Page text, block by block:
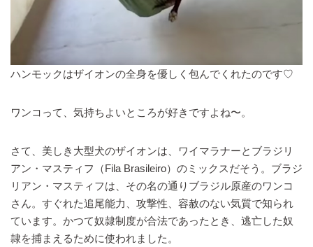
ハンモックはザイオンの全身を優しく包んでくれたのです♡
ワンコって、気持ちよいところが好きですよね〜。
さて、美しき大型犬のザイオンは、ワイマラナーとブラジリ
アン・マスティフ（Fila Brasileiro）のミックスだそう。ブラジ
リアン・マスティフは、その名の通りブラジル原産のワンコ
さん。すぐれた追尾能力、攻撃性、容赦のない気質で知られ
ています。かつて奴隷制度が合法であったとき、逃亡した奴
隷を捕まえるために使われました。